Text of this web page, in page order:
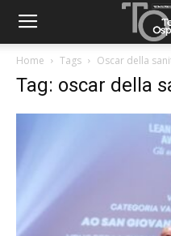
Home Tags Oscar della
Tag: oscar della